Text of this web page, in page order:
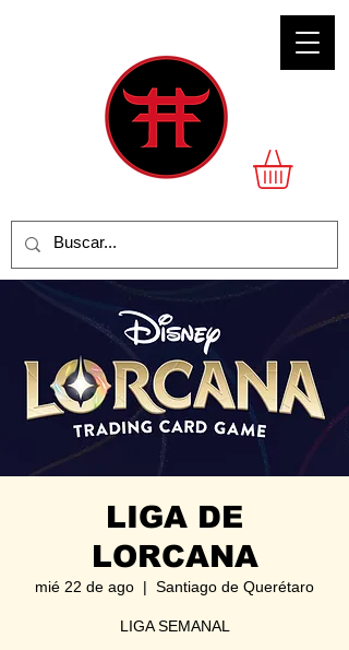
LIGA DE
LORCANA
mié 22 de ago
  |
Santiago de Querétaro
LIGA SEMANAL